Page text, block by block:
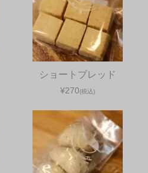
ショートブレッド
¥270(税込)